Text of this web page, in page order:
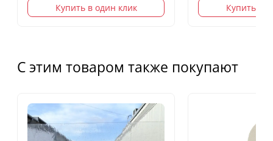
Купить в один клик Купить в
С этим товаром также покупают